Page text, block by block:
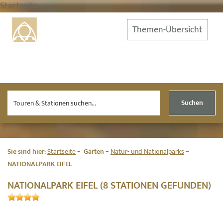
Startseite
Themen-Übersicht
Suchen
Sie sind hier:Startseite Gärten
Natur- und Nationalparks
NATIONALPARK EIFEL
NATIONALPARK EIFEL (8 STATIONEN GEFUNDEN)